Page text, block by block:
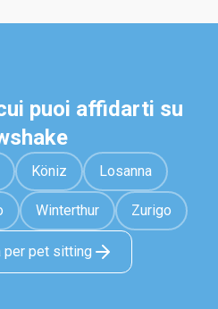
puoi affidarti su
Köniz Losanna
Winterthur Zurigo
pet sitting